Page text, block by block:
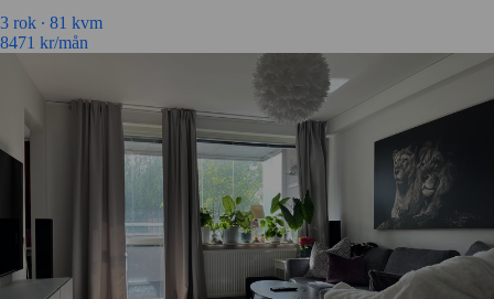
3 rok ∙ 81 kvm
8471 kr/mån